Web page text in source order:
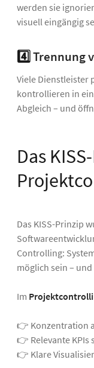
werden sie
visuell eingängig
4️⃣Trennung
Viele Dienstleister
kontrollieren in
Abgleich – und
Das
Das KISS-Prinzip
Controlling:
möglich sein –
Im
👉 Konzentration
👉 Relevante KPIs
👉 Klare